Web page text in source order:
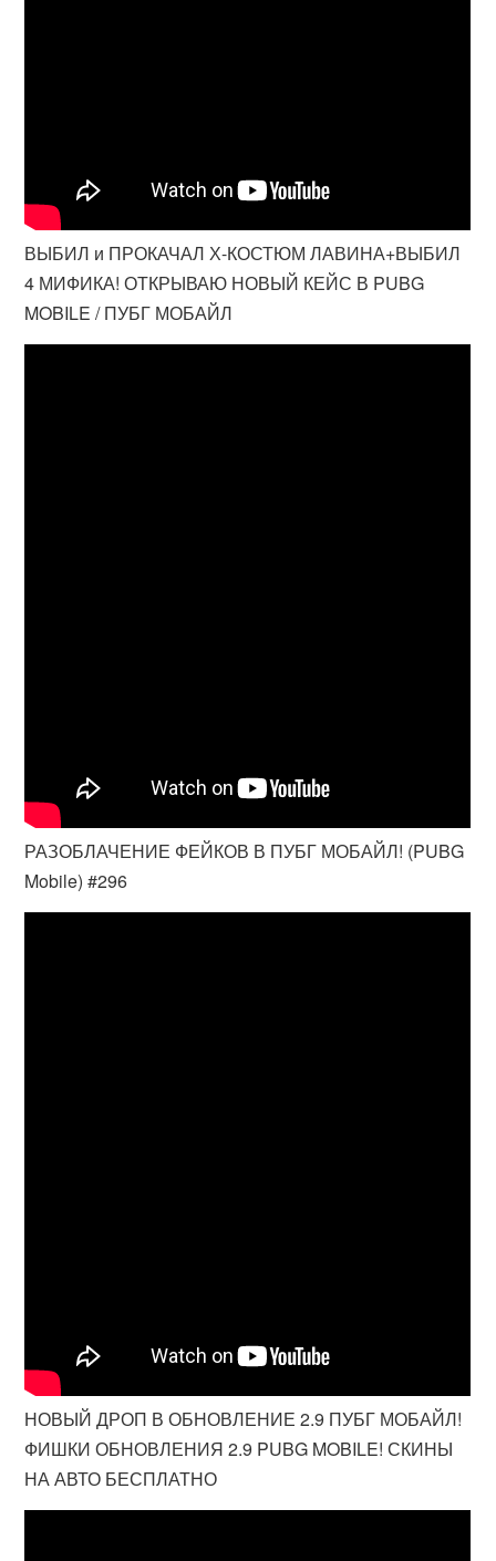
ВЫБИЛ и ПРОКАЧАЛ Х-КОСТЮМ ЛАВИНА+ВЫБИЛ
4 МИФИКА! ОТКРЫВАЮ НОВЫЙ КЕЙС В PUBG
MOBILE / ПУБГ МОБАЙЛ
РАЗОБЛАЧЕНИЕ ФЕЙКОВ В ПУБГ МОБАЙЛ! (PUBG
Mobile) #296
НОВЫЙ ДРОП В ОБНОВЛЕНИЕ 2.9 ПУБГ МОБАЙЛ!
ФИШКИ ОБНОВЛЕНИЯ 2.9 PUBG MOBILE! СКИНЫ
НА АВТО БЕСПЛАТНО